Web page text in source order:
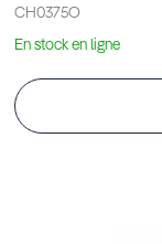
CH0375O
En stock en ligne